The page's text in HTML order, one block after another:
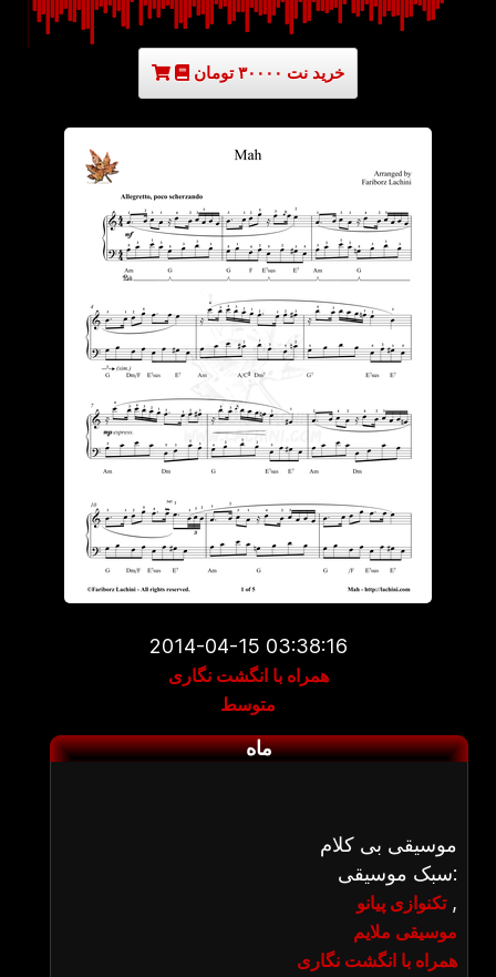
خرید نت ۳۰۰۰۰ تومان
2014-04-15 03:38:16
همراه با انگشت نگاری
متوسط
ماه
موسیقی بی کلام
سبک موسیقی:
تکنوازی پیانو,
موسیقی ملایم
همراه با انگشت نگاری